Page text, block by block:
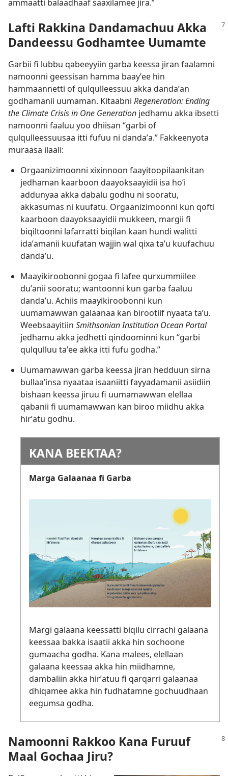
ammaatti balaadhaaf saaxilamee jira.”
Lafti Rakkina Dandamachuu Akka
Dandeessu Godhamtee Uumamte
Garbii fi lubbu qabeeyyiin garba keessa jiran faalamni
namoonni geessisan hamma baayʼee hin
hammaannetti of qulqulleessuu akka dandaʼan
godhamanii uumaman. Kitaabni Regeneration: Ending
the Climate Crisis in One Generation jedhamu akka ibsetti
namoonni faaluu yoo dhiisan “garbi of
qulqulleessuusaa itti fufuu ni dandaʼa.” Fakkeenyota
muraasa ilaali:
Orgaanizimoonni xixinnoon faayitoopilaankitan
jedhaman kaarboon daayoksaayidii isa hoʼi
addunyaa akka dabalu godhu ni sooratu,
akkasumas ni kuufatu. Orgaanizimoonni kun qofti
kaarboon daayoksaayidii mukkeen, margii fi
biqiltoonni lafarratti biqilan kaan hundi walitti
idaʼamanii kuufatan wajjin wal qixa taʼu kuufachuu
dandaʼu.
Maayikiroobonni gogaa fi lafee qurxummiilee
duʼanii sooratu; wantoonni kun garba faaluu
dandaʼu. Achiis maayikiroobonni kun
uumamawwan galaanaa kan birootiif nyaata taʼu.
Weebsaayitiin Smithsonian Institution Ocean Portal
jedhamu akka jedhetti qindoominni kun “garbi
qulqulluu taʼee akka itti fufu godha.”
Uumamawwan garba keessa jiran hedduun sirna
bullaaʼinsa nyaataa isaaniitti fayyadamanii asiidiin
bishaan keessa jiruu fi uumamawwan elellaa
qabanii fi uumamawwan kan biroo miidhu akka
hirʼatu godhu.
KANA BEEKTAA?
Marga Galaanaa fi Garba
Margi galaana keessatti biqilu cirrachi galaana
keessaa bakka isaatii akka hin sochoone
gumaacha godha. Kana malees, elellaan
galaana keessaa akka hin miidhamne,
dambaliin akka hirʼatuu fi qarqarri galaanaa
dhiqamee akka hin fudhatamne gochuudhaan
eegumsa godha.
Namoonni Rakkoo Kana Furuuf
Maal Gochaa Jiru?